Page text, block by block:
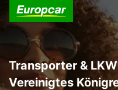
Transporter &
Vereinigtes